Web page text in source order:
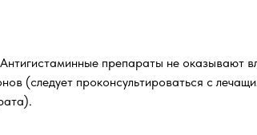
препараты не оказывают
(следует проконсультироваться с